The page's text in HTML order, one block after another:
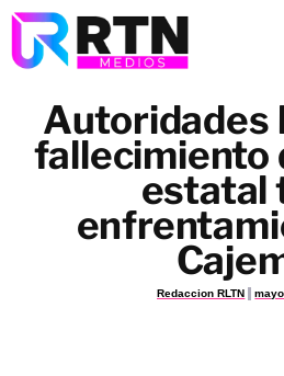
Autoridades
fallecimiento
estatal
Redaccion RLTN